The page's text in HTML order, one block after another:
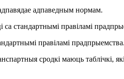
адпаведным нормам.
стандартнымі правіламі
правіламі прадпрыемства.
сродкі маюць таблічкі,